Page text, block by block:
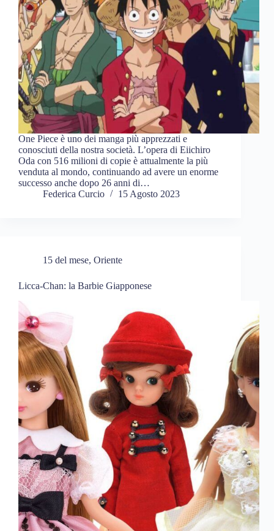
One Piece è uno dei manga più apprezzati e
conosciuti della nostra società. L’opera di Eiichiro
Oda con 516 milioni di copie è attualmente la più
venduta al mondo, continuando ad avere un enorme
successo anche dopo 26 anni di…
Federica Curcio
15 Agosto 2023
15 del mese, Oriente
Licca-Chan: la Barbie Giapponese